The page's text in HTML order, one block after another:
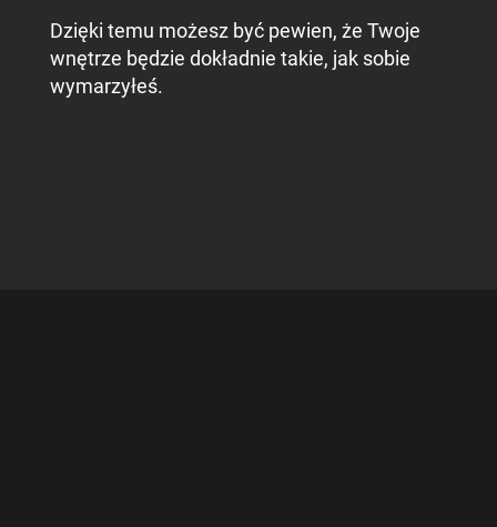
Dzięki temu możesz być pewien, że Twoje
wnętrze będzie dokładnie takie, jak sobie
wymarzyłeś.